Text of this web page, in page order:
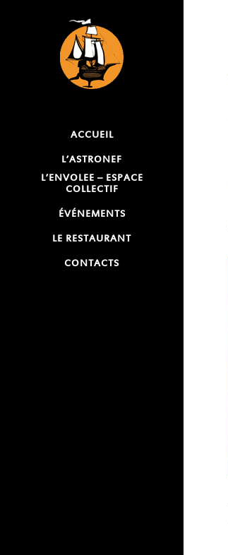
ACCUEIL
L’ASTRONEF
L’ENVOLEE – ESPACE
COLLECTIF
ÉVÉNEMENTS
LE RESTAURANT
CONTACTS